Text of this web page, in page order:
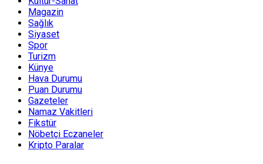
Magazin
Sağlık
Siyaset
Spor
Turizm
Künye
Hava Durumu
Puan Durumu
Gazeteler
Namaz Vakitleri
Fikstür
Nöbetçi Eczaneler
Kripto Paralar